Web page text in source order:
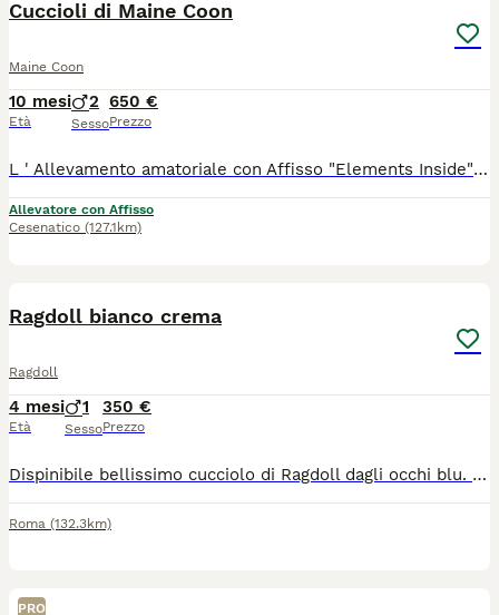
Cuccioli di Maine Coon
Maine Coon
10 mesi
Età
2
Sesso
650 €
Prezzo
L ' Allevamento amatoriale con Affisso "Elements Inside" Maine Coon Cattery , accetta prenotazioni per cuccioli.... Saranno ceduti al 90 giorno di nascita con : Pedigree AGI Libretto Sanitario Copie test genetici dei riproduttori Microchip Doppia vaccinazione Doppia sverminazione Contratto da Compagnia Siamo un piccolo allevamento con tanta voglia di fare.... Gattofili per passione mettiamo sempre al primo posto la salute dei nostri Mici che , condividono la casa insieme a noi. Infatti , è molto importante per un gatto vivere a contatto con gli esseri umani sin dai primi giorni di vita , questo contribuisce a consolidare un rapporto che durerà anche con i futuri padroni per sempre... Saremo inoltre molto disponibili ad accogliervi in Allevamento per vedere i cuccioli nelle loro fasi di crescita vicino ai loro genitori ..... NUOVA CUCCIOLATA NATA IL 28/09 Ultimo Cucciolo Rimasto: 1 Black tabby with white. ...inviatemi pure mess x info.....
Allevatore con Affisso
Cesenatico (127.1km)
Ragdoll bianco crema
Ragdoll
4 mesi
Età
1
Sesso
350 €
Prezzo
Dispinibile bellissimo cucciolo di Ragdoll dagli occhi blu. 3 mesi di età, sverminati Entrambi i genitori sono testati negativi a FIV e FELV e HCM e testati contro le principali malattie genetiche della razza .
Roma (132.3km)
PRO